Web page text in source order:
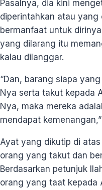
Pasalnya, dia kini
diperintahkan atau yang
bermanfaat untuk
yang dilarang itu
kalau dilanggar.
“Dan, barang siapa
Nya serta takut kepada
Nya, maka mereka
mendapat
Ayat yang dikutip di
orang yang takut dan
Berdasarkan petunjuk
orang yang taat kepada